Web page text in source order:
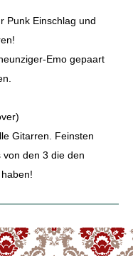
Punk Einschlag und
Emo gepaart
Gitarren. Feinsten
von den 3 die den